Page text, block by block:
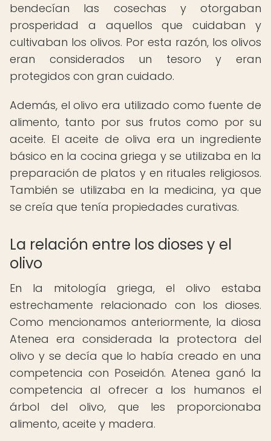
bendecían las cosechas y otorgaban
prosperidad a aquellos que cuidaban y
cultivaban los olivos. Por esta razón, los olivos
eran considerados un tesoro y eran
protegidos con gran cuidado.
Además, el olivo era utilizado como fuente de
alimento, tanto por sus frutos como por su
aceite. El aceite de oliva era un ingrediente
básico en la cocina griega y se utilizaba en la
preparación de platos y en rituales religiosos.
También se utilizaba en la medicina, ya que
se creía que tenía propiedades curativas.
La relación entre los dioses y el
olivo
En la mitología griega, el olivo estaba
estrechamente relacionado con los dioses.
Como mencionamos anteriormente, la diosa
Atenea era considerada la protectora del
olivo y se decía que lo había creado en una
competencia con Poseidón. Atenea ganó la
competencia al ofrecer a los humanos el
árbol del olivo, que les proporcionaba
alimento, aceite y madera.